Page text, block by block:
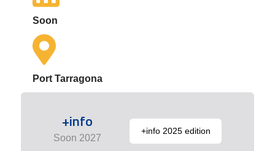
Soon
Port Tarragona
+info
Soon 2027
+info 2025 edition